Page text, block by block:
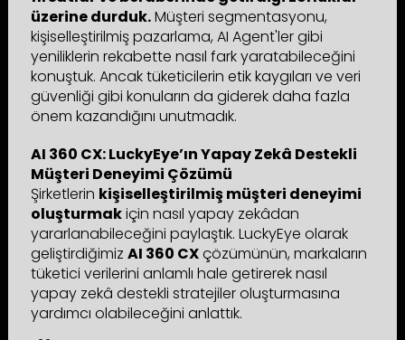
üzerine durduk.Müşteri segmentasyonu,
kişiselleştirilmiş pazarlama, AI Agent'ler gibi
yeniliklerin rekabette nasıl fark yaratabileceğini
konuştuk. Ancak tüketicilerin etik kaygıları ve veri
güvenliği gibi konuların da giderek daha fazla
önem kazandığını unutmadık.
AI 360 CX: LuckyEye’ın Yapay Zekâ Destekli
Müşteri Deneyimi Çözümü
Şirketlerin kişiselleştirilmiş müşteri deneyimi
oluşturmakiçin nasıl yapay zekâdan
yararlanabileceğini paylaştık. LuckyEye olarak
geliştirdiğimiz AI 360 CXçözümünün, markaların
tüketici verilerini anlamlı hale getirerek nasıl
yapay zekâ destekli stratejiler oluşturmasına
yardımcı olabileceğini anlattık.